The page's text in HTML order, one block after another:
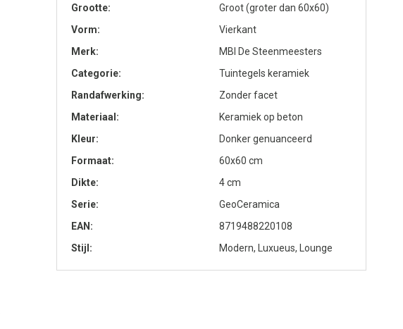
Grootte
Groot (groter dan 60x60)
Vorm
Vierkant
Merk
MBI De Steenmeesters
Categorie
Tuintegels keramiek
Randafwerking
Zonder facet
Materiaal
Keramiek op beton
Kleur
Donker genuanceerd
Formaat
60x60 cm
Dikte
4 cm
Serie
GeoCeramica
EAN
8719488220108
Stijl
Modern, Luxueus, Lounge